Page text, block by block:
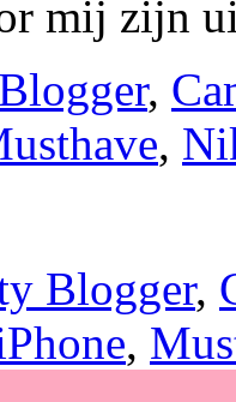
mij zijn
,
,
Blogger,
,